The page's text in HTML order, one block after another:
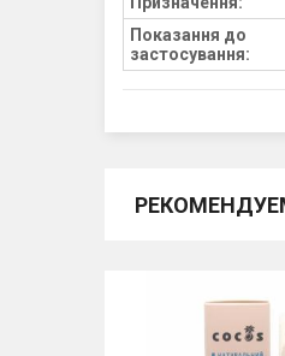
Показання до
застосування: